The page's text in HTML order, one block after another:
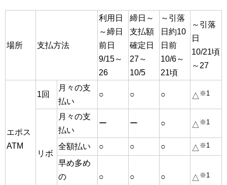
場所 支払方法
利用日
～締日
前日
9/15～
26
締日～
支払額
確定日
27～
10/5
～引落
日約10
日前
10/6～
21頃
～引落
日
10/21頃
～27
エポス
ATM
1回
月々の支
払い
○ ○ ○ △ ※1
リボ
月々の支
払い
ー ー ○ △ ※1
全額払い ○ ○ ○ △ ※1
早め多め
の
○ ○ ○ △ ※1